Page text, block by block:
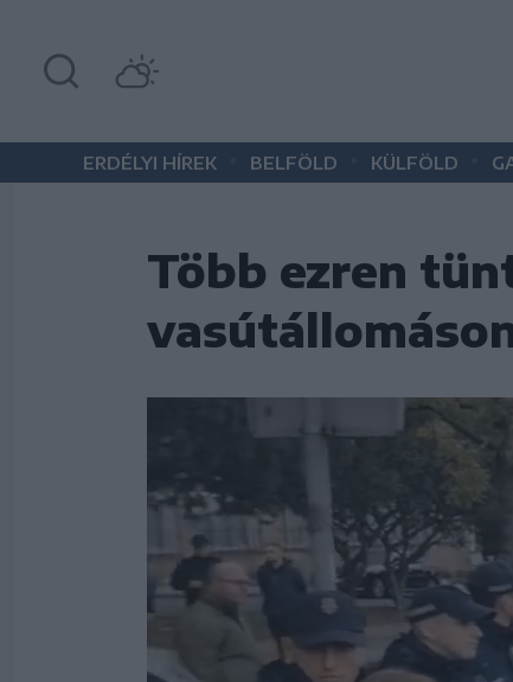
ERDÉLYI HÍREK BELFÖLD KÜLFÖLD
Több ezren